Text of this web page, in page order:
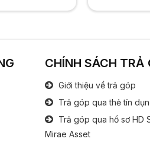
Chống chói Anti
Âm thanh
Speaker:
CHÍNH SÁCH TRẢ
Giới thiệu về trả góp
Trả góp qua thẻ tín
Trả góp qua hồ sơ HD
Mirae Asset